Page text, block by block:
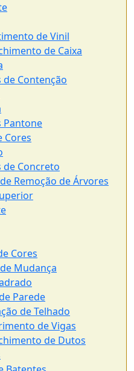
de Vinil
de Caixa
Contenção
Pantone
Cores
de Concreto
Remoção de Árvores
Cores
Mudança
Parede
de Telhado
de Vigas
de Dutos